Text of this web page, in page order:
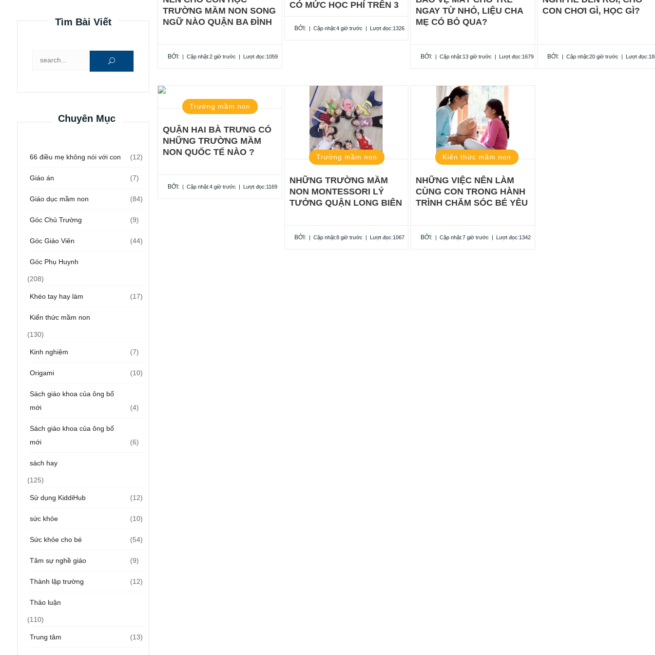
Tìm Bài Viết
Chuyên Mục
66 điều mẹ không nói với con (12)
Giáo án (7)
Giáo dục mầm non (84)
Góc Chủ Trường (9)
Góc Giáo Viên (44)
Góc Phụ Huynh
(208)
Khéo tay hay làm (17)
Kiến thức mầm non
(130)
Kinh nghiệm (7)
Origami (10)
Sách giáo khoa của ông bố
mới
(4)
Sách giáo khoa của ông bố
mới
(6)
sách hay
(125)
Sử dụng KiddiHub (12)
sức khỏe (10)
Sức khỏe cho bé (54)
Tâm sự nghề giáo (9)
Thành lập trường (12)
Thảo luận
(110)
Trung tâm (13)
TRƯỜNG MẦM NON SONG
NGỮ NÀO QUẬN BA ĐÌNH
BỞI: | Cập nhật:2 giờ trước | Lượt đọc:1059
CÓ MỨC HỌC PHÍ TRÊN 3
BỞI: | Cập nhật:4 giờ trước | Lượt đọc:1326
NGAY TỪ NHỎ, LIỆU CHA
MẸ CÓ BỎ QUA?
BỞI: | Cập nhật:13 giờ trước | Lượt đọc:1679
CON CHƠI GÌ, HỌC GÌ?
BỞI: | Cập nhật:20 giờ trước | Lượt
Trường mầm non
QUẬN HAI BÀ TRƯNG CÓ
NHỮNG TRƯỜNG MẦM
NON QUỐC TẾ NÀO ?
BỞI: | Cập nhật:4 giờ trước | Lượt đọc:1169
Trường mầm non
NHỮNG TRƯỜNG MẦM
NON MONTESSORI LÝ
TƯỞNG QUẬN LONG BIÊN
BỞI: | Cập nhật:8 giờ trước | Lượt đọc:1067
Kiến thức mầm non
NHỮNG VIỆC NÊN LÀM
CÙNG CON TRONG HÀNH
TRÌNH CHĂM SÓC BÉ YÊU
BỞI: | Cập nhật:7 giờ trước | Lượt đọc:1342